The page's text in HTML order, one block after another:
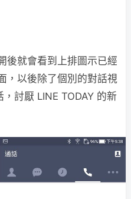
後就會看到上排圖示已經
，以後除了個別的對話視
討厭 LINE TODAY 的新